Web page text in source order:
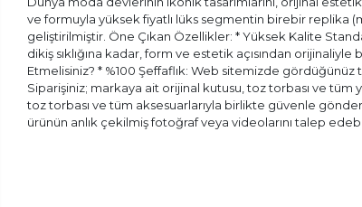
ve formuyla yüksek fiyatlı lüks segmentin birebir replika
geliştirilmiştir. Öne Çıkan Özellikler: * Yüksek Kalite
dikiş sıklığına kadar, form ve estetik açısından
Etmelisiniz? * %100 Şeffaflık: Web sitemizde
Siparişiniz; markaya ait orijinal kutusu, toz torbası ve
toz torbası ve tüm aksesuarlarıyla birlikte güvenle
ürünün anlık çekilmiş fotoğraf veya videolarını talep